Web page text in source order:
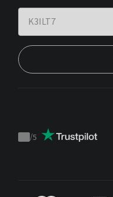
Trustpilot
/5